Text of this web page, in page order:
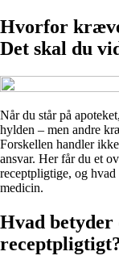
Hvorfor
Det skal du
Når du står på
hylden – men andre
Forskellen handler
ansvar. Her får du et
receptpligtige, og
medicin.
Hvad